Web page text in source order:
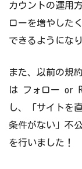
カウントの運用
ローを増やした
できるようにな
また、以前の規
は フォロー or
し、「サイトを
条件がない」不
を行いました！